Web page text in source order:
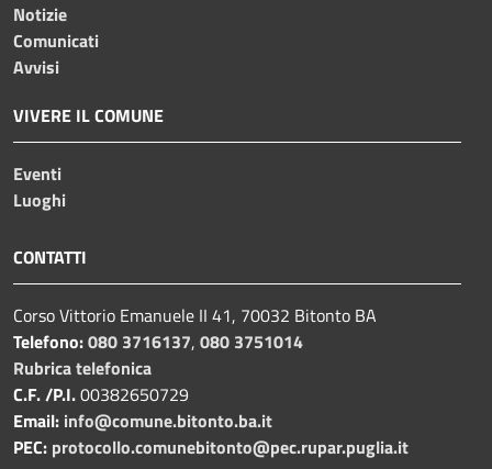
Notizie
Comunicati
Avvisi
VIVERE IL COMUNE
Eventi
Luoghi
CONTATTI
Corso Vittorio Emanuele II 41, 70032 Bitonto BA
Telefono:080 3716137, 080 3751014
Rubrica telefonica
C.F. /P.I.00382650729
Email: info@comune.bitonto.ba.it
PEC: protocollo.comunebitonto@pec.rupar.puglia.it